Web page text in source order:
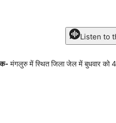
Listen to
मंगलुरु में स्थित जिला जेल में बुधवार को